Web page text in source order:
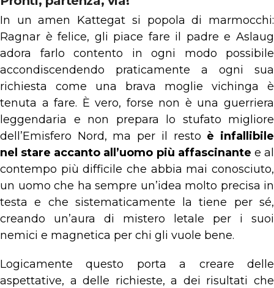
In un amen Kattegat si popola di marmocchi:
Ragnar è felice, gli piace fare il padre e Aslaug
adora farlo contento in ogni modo possibile
accondiscendendo praticamente a ogni sua
richiesta come una brava moglie vichinga è
tenuta a fare. È vero, forse non è una guerriera
leggendaria e non prepara lo stufato migliore
dell’Emisfero Nord, ma per il resto è infallibile
nel stare accanto all’uomo più affascinante e al
contempo più difficile che abbia mai conosciuto,
un uomo che ha sempre un’idea molto precisa in
testa e che sistematicamente la tiene per sé,
creando un’aura di mistero letale per i suoi
nemici e magnetica per chi gli vuole bene.
Logicamente questo porta a creare delle
aspettative, a delle richieste, a dei risultati che